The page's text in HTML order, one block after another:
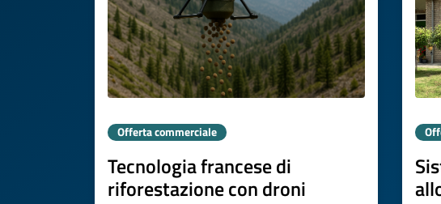
Offerta commerciale
Tecnologia francese di
riforestazione con droni